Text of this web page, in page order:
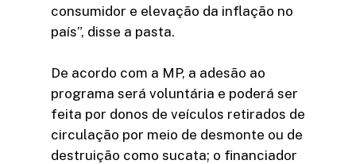
consumidor e elevação da inflação no
país”, disse a pasta.
De acordo com a MP, a adesão ao
programa será voluntária e poderá ser
feita por donos de veículos retirados de
circulação por meio de desmonte ou de
destruição como sucata; o financiador